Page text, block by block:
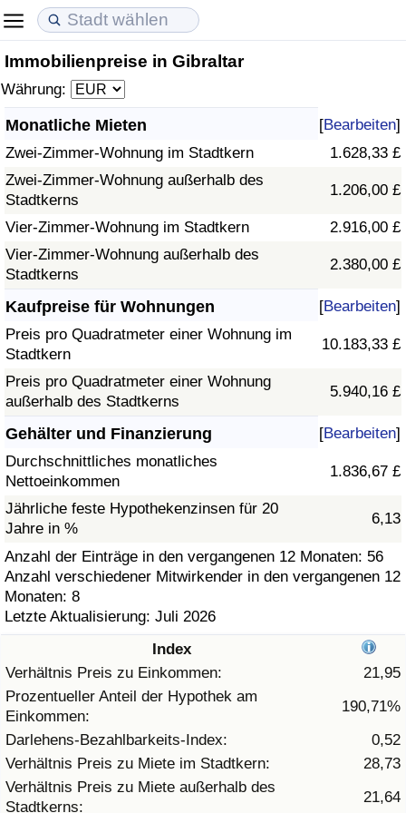
Immobilienpreise in Gibraltar
Währung:
Monatliche Mieten [Bearbeiten]
Zwei-Zimmer-Wohnung im Stadtkern
1.628,33 £
Zwei-Zimmer-Wohnung außerhalb des
Stadtkerns
1.206,00 £
Vier-Zimmer-Wohnung im Stadtkern
2.916,00 £
Vier-Zimmer-Wohnung außerhalb des
Stadtkerns
2.380,00 £
Kaufpreise für Wohnungen [Bearbeiten]
Preis pro Quadratmeter einer Wohnung im
Stadtkern
10.183,33 £
Preis pro Quadratmeter einer Wohnung
außerhalb des Stadtkerns
5.940,16 £
Gehälter und Finanzierung [Bearbeiten]
Durchschnittliches monatliches
Nettoeinkommen
1.836,67 £
Jährliche feste Hypothekenzinsen für 20
Jahre in %
6,13
Anzahl der Einträge in den vergangenen 12 Monaten: 56
Anzahl verschiedener Mitwirkender in den vergangenen 12
Monaten: 8
Letzte Aktualisierung: Juli 2026
Index
Verhältnis Preis zu Einkommen:
21,95
Prozentueller Anteil der Hypothek am
Einkommen:
190,71%
Darlehens-Bezahlbarkeits-Index:
0,52
Verhältnis Preis zu Miete im Stadtkern:
28,73
Verhältnis Preis zu Miete außerhalb des
Stadtkerns:
21,64
Lebenshaltungskosten
Lebenshaltungskosten-Index (aktuell)
Lebenshaltungskosten-Index
Lebenshaltungskosten-Index nach Land
in Akaba
Immobilienpreise
Immobilienpreis-Index (aktuell)
Immobilienpreis-Index
Immobilienpreis-Index nach Land
Lebensqualität
Lebensqualität-Index
Lebensqualität-Index (aktuell)
Lebensqualitätsindex nach Land
Kriminalität
Kriminalitäts-Index (aktuell)
Kriminalitäts-Index
Kriminalitätsindex nach Land
Gesundheitsversorgung
Gesundheitsversorgungs-Index (aktuell)
Gesundheitsversorgungs-Index
Gesundheitsversorgungs-Index nach Land
Umweltverschmutzung
Umweltverschmutzungs-Index (aktuell)
Verschmutzungsindex
Umweltverschmutzungs-Index nach Land
Verkehr